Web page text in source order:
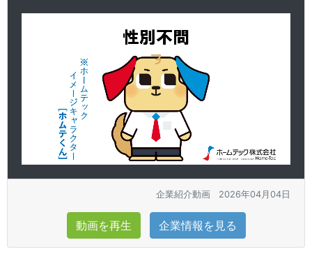
企業紹介動画 2026年04月04日
動画を再生 企業情報を見る